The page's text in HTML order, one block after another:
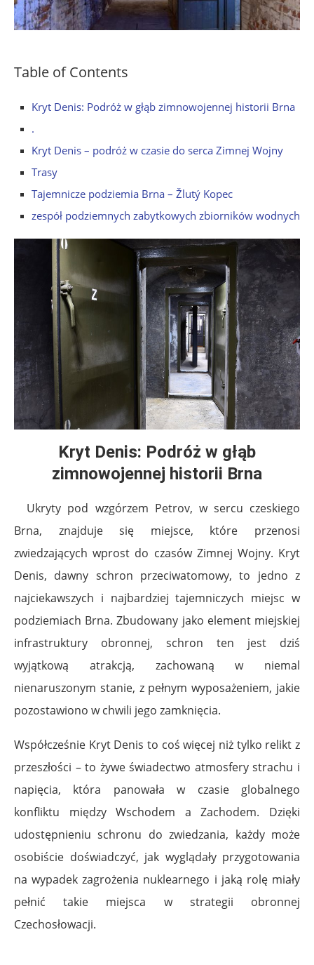
Table of Contents
Kryt Denis: Podróż w głąb zimnowojennej historii Brna
.
Kryt Denis – podróż w czasie do serca Zimnej Wojny
Trasy
Tajemnicze podziemia Brna – Žlutý Kopec
zespół podziemnych zabytkowych zbiorników wodnych
Kryt Denis: Podróż w głąb
zimnowojennej historii Brna
Ukryty pod wzgórzem Petrov, w sercu czeskiego
Brna, znajduje się miejsce, które przenosi
zwiedzających wprost do czasów Zimnej Wojny. Kryt
Denis, dawny schron przeciwatomowy, to jedno z
najciekawszych i najbardziej tajemniczych miejsc w
podziemiach Brna. Zbudowany jako element miejskiej
infrastruktury obronnej, schron ten jest dziś
wyjątkową atrakcją, zachowaną w niemal
nienaruszonym stanie, z pełnym wyposażeniem, jakie
pozostawiono w chwili jego zamknięcia.
Współcześnie Kryt Denis to coś więcej niż tylko relikt z
przeszłości – to żywe świadectwo atmosfery strachu i
napięcia, która panowała w czasie globalnego
konfliktu między Wschodem a Zachodem. Dzięki
udostępnieniu schronu do zwiedzania, każdy może
osobiście doświadczyć, jak wyglądały przygotowania
na wypadek zagrożenia nuklearnego i jaką rolę miały
pełnić takie miejsca w strategii obronnej
Czechosłowacji.